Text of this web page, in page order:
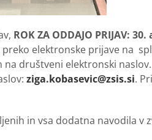
ROK ZA ODDAJO PRIJAV:
elektronske prijave na
društveni elektronski
ziga.kobasevic@zsis.si.
in vsa dodatna navodila v